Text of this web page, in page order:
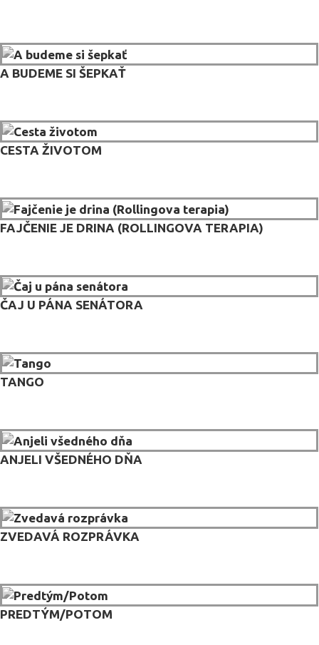
A BUDEME SI ŠEPKAŤ
CESTA ŽIVOTOM
FAJČENIE JE DRINA (ROLLINGOVA TERAPIA)
ČAJ U PÁNA SENÁTORA
TANGO
ANJELI VŠEDNÉHO DŇA
ZVEDAVÁ ROZPRÁVKA
PREDTÝM/POTOM